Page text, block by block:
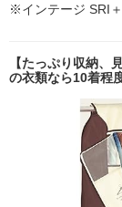
※インテージ SRI
【たっぷり収納、
の衣類なら10着程